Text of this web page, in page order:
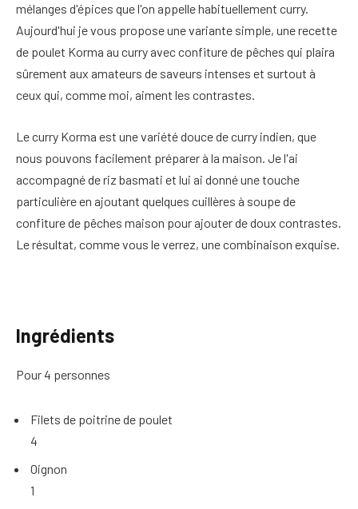
mélanges d'épices que l'on appelle habituellement curry.
Aujourd'hui je vous propose une variante simple, une recette
de poulet Korma au curry avec confiture de pêches qui plaira
sûrement aux amateurs de saveurs intenses et surtout à
ceux qui, comme moi, aiment les contrastes.
Le curry Korma est une variété douce de curry indien, que
nous pouvons facilement préparer à la maison. Je l'ai
accompagné de riz basmati et lui ai donné une touche
particulière en ajoutant quelques cuillères à soupe de
confiture de pêches maison pour ajouter de doux contrastes.
Le résultat, comme vous le verrez, une combinaison exquise.
Ingrédients
Pour 4 personnes
Filets de poitrine de poulet
4
Oignon
1